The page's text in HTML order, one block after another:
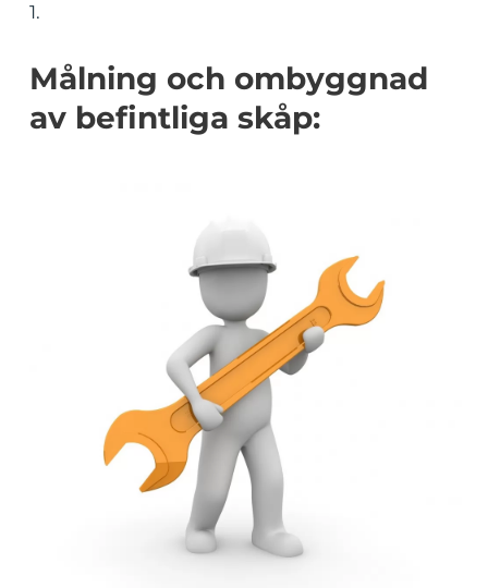
1.
Målning och ombyggnad
av befintliga skåp: